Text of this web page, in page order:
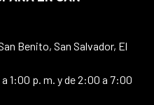
Benito, San Salvador, El
1:00 p. m. y de 2:00 a 7:00